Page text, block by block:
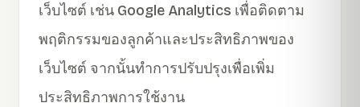
เว็บไซต์ เช่น Google Analytics เพื่อติดตาม
พฤติกรรมของลูกค้าและประสิทธิภาพของ
เว็บไซต์ จากนั้นทำการปรับปรุงเพื่อเพิ่ม
ประสิทธิภาพการใช้งาน